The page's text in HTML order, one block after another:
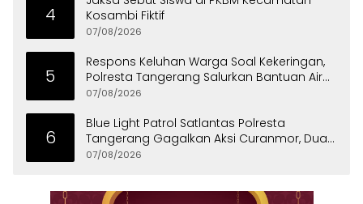
4
Kosambi Fiktif
07/08/2026
5
Respons Keluhan Warga Soal Kekeringan,
Polresta Tangerang Salurkan Bantuan Air
Bersih ke Panongan
07/08/2026
6
Blue Light Patrol Satlantas Polresta
Tangerang Gagalkan Aksi Curanmor, Dua
Pria Diamankan
07/08/2026